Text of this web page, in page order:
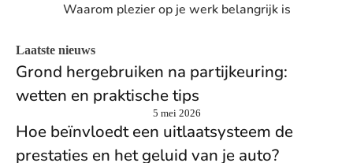
Waarom plezier op je werk belangrijk is
Laatste nieuws
Grond hergebruiken na partijkeuring:
wetten en praktische tips
5 mei 2026
Hoe beïnvloedt een uitlaatsysteem de
prestaties en het geluid van je auto?